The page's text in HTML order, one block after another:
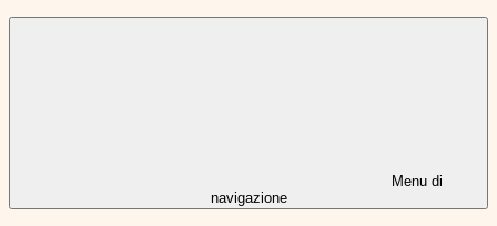
Menu di
navigazione